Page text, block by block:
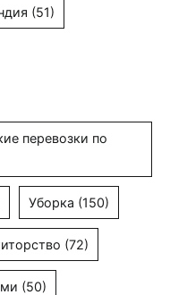
(51)
перевозки по
Уборка (150)
(72)
(50)